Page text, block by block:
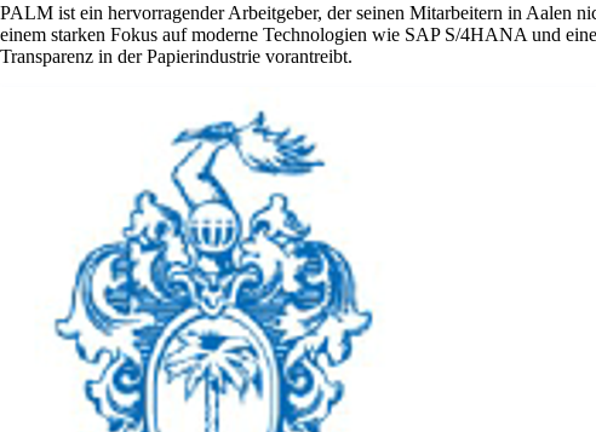
PALM ist ein hervorragender Arbeitgeber, der seinen Mitarbeitern in Aalen
einem starken Fokus auf moderne Technologien wie SAP S/4HANA und
Transparenz in der Papierindustrie vorantreibt.